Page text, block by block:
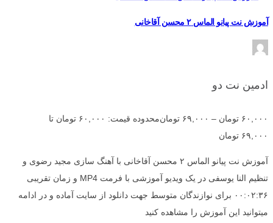
آموزش نت پیانو الماس ۲ محسن آقاخانی
ادمین نت دو
۶۰,۰۰۰ تومان – ۶۹,۰۰۰ تومان
محدوده قیمت: ۶۰,۰۰۰ تومان تا
۶۹,۰۰۰ تومان
آموزش نت پیانو الماس ۲ محسن آقاخانی با آهنگ سازی مجید رضوی و
تنظیم النا یوسفی در یک ویدیو آموزشی با فرمت MP4 و زمان تقریبی
۰۰:۰۲:۳۶ برای نوازندگان متوسط جهت دانلود از سایت آماده و در ادامه
میتوانید این آموزش را مشاهده کنید